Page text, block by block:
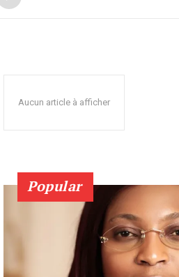
Aucun article à afficher
Popular